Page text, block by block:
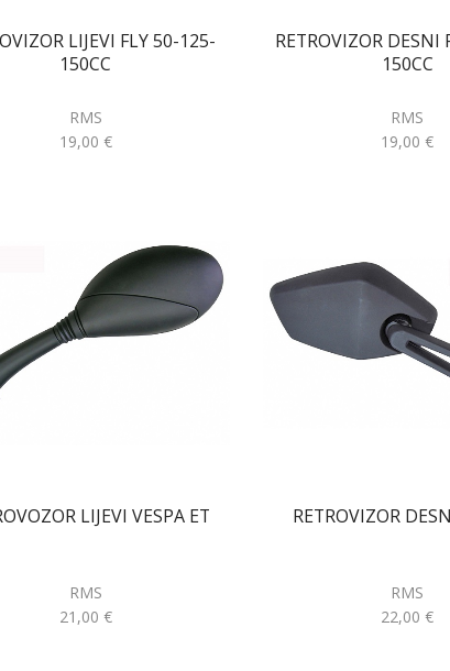
LIJEVI FLY 50-125-
150CC
RMS
19,00 €
RETROVIZOR DESNI
150CC
RMS
19,00€
LIJEVI VESPA ET
RMS
21,00 €
RETROVIZOR
RMS
22,00€